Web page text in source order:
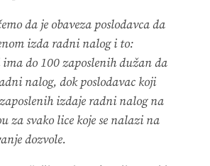
da je obaveza poslodavca da
izda radni nalog i to:
ima do 100 zaposlenih dužan da
nalog, dok poslodavac koji
izdaje radni nalog na
za svako lice koje se nalazi na
dozvole.